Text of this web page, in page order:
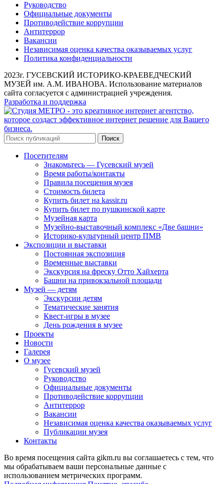
Руководство
Официальные документы
Противодействие коррупции
Антитеррор
Вакансии
Независимая оценка качества оказываемых услуг
Политика конфиденциальности
2023г. ГУСЕВСКИЙ ИСТОРИКО-КРАЕВЕДЧЕСКИЙ
МУЗЕЙ им. А.М. ИВАНОВА. Использование материалов
сайта согласуется с администрацией учреждения.
Разработка и поддержка
Поиск
Посетителям
Знакомьтесь — Гусевский музей
Время работы/контакты
Правила посещения музея
Стоимость билета
Купить билет на kassir.ru
Купить билет по пушкинской карте
Музейная карта
Музейно-выставочный комплекс «Две башни»
Историко-культурный центр ПМВ
Экспозиции и выставки
Постоянная экспозиция
Временные выставки
Экскурсия на фреску Отто Хайхерта
Башни на привокзальной площади
Музей — детям
Экскурсии детям
Тематические занятия
Квест-игры в музее
День рождения в музее
Проекты
Новости
Галерея
О музее
Гусевский музей
Руководство
Официальные документы
Противодействие коррупции
Антитеррор
Вакансии
Независимая оценка качества оказываемых услуг
Публикации музея
Контакты
Во время посещения сайта gikm.ru вы соглашаетесь с тем, что
мы обрабатываем ваши персональные данные с
использованием метрических программ.